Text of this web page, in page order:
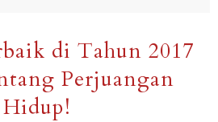
di Tahun 2017
Perjuangan
Hidup!